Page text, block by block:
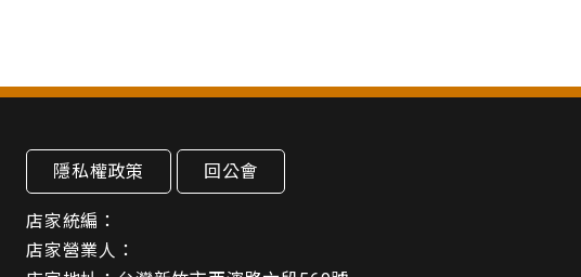
隱私權政策 回公會
店家統編：
店家營業人：